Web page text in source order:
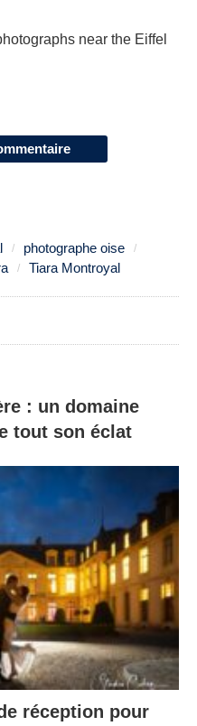
near the Eiffel
photographe oise
Tiara Montroyal
: un domaine
tout son éclat
réception pour